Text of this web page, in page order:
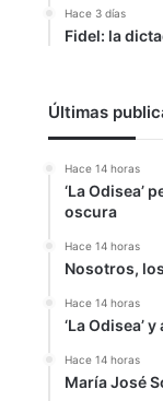
Hace 3 días
Fidel: la
Últimas
Hace 14 horas
‘La Odisea’
oscura
Hace 14 horas
Nosotros,
Hace 14 horas
‘La Odisea’
Hace 14 horas
María José